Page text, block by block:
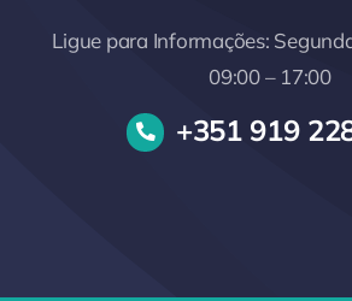
Ligue para Informações:
09:00 – 17:00
+351 919